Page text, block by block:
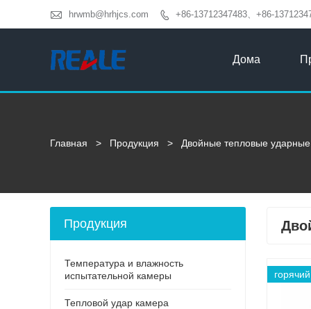
 hrwmb@hrhjcs.com  +86-13712347483、+86-
Дома
Главная > Продукция > Двойные тепловые
горячий
Продукция
Температура и влажность
испытательной камеры
Тепловой удар камера